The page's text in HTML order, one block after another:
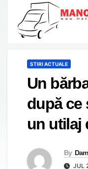
STIRI ACTUALE
Un
după ce
un utilaj
By
JUL